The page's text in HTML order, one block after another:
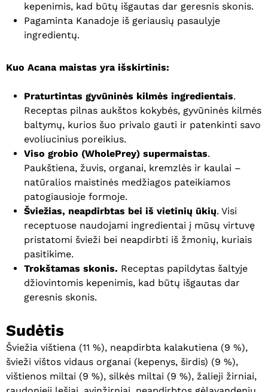
kepenimis, kad būtų išgautas dar geresnis skonis.
Pagaminta Kanadoje iš geriausių pasaulyje
ingredientų.
Kuo Acana maistas yra išskirtinis:
Praturtintas gyvūninės kilmės ingredientais.
Receptas pilnas aukštos kokybės, gyvūninės kilmės
baltymų, kurios šuo privalo gauti ir patenkinti savo
evoliucinius poreikius.
Viso grobio (WholePrey) supermaistas.
Paukštiena, žuvis, organai, kremzlės ir kaulai –
natūralios maistinės medžiagos pateikiamos
patogiausioje formoje.
Šviežias, neapdirbtas bei iš vietinių ūkių. Visi
receptuose naudojami ingredientai į mūsų virtuvę
pristatomi švieži bei neapdirbti iš žmonių, kuriais
pasitikime.
Trokštamas skonis. Receptas papildytas šaltyje
džiovintomis kepenimis, kad būtų išgautas dar
geresnis skonis.
Sudėtis
Šviežia vištiena (11 %), neapdirbta kalakutiena (9 %),
švieži vištos vidaus organai (kepenys, širdis) (9 %),
vištienos miltai (9 %), silkės miltai (9 %), žalieji žirniai,